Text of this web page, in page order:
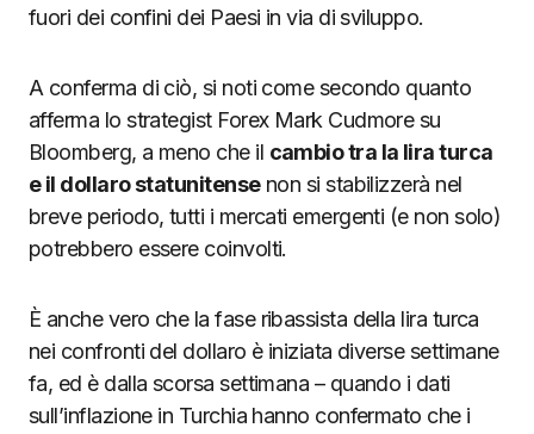
fuori dei confini dei Paesi in via di sviluppo.
A conferma di ciò, si noti come secondo quanto
afferma lo strategist Forex Mark Cudmore su
Bloomberg, a meno che il cambio tra la lira turca
e il dollaro statunitensenon si stabilizzerà nel
breve periodo, tutti i mercati emergenti (e non solo)
potrebbero essere coinvolti.
È anche vero che la fase ribassista della lira turca
nei confronti del dollaro è iniziata diverse settimane
fa, ed è dalla scorsa settimana – quando i dati
sull’inflazione in Turchia hanno confermato che i